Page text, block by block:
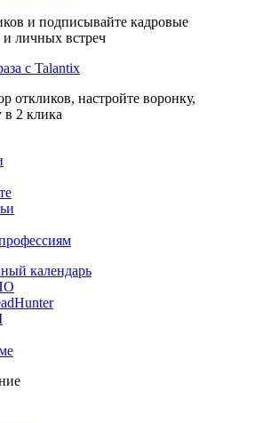
и подписывайте кадровые
и личных встреч
с Talantix
откликов, настройте воронку,
в 2 клика
календарь